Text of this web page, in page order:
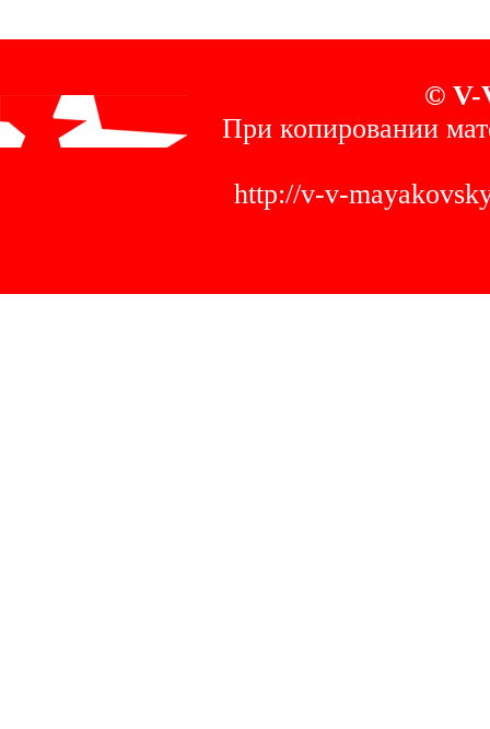
© V-
При копировании
http://v-v-